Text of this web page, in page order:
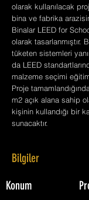
olarak kullanılacak
bina ve fabrika
Binalar LEED for
olarak tasarlanmıştır.
tüketen sistemleri
da LEED
malzeme seçimi
Proje
m2 açık alana sahip
kişinin kullandığı bir
sunacaktır.
Bilgiler
Konum